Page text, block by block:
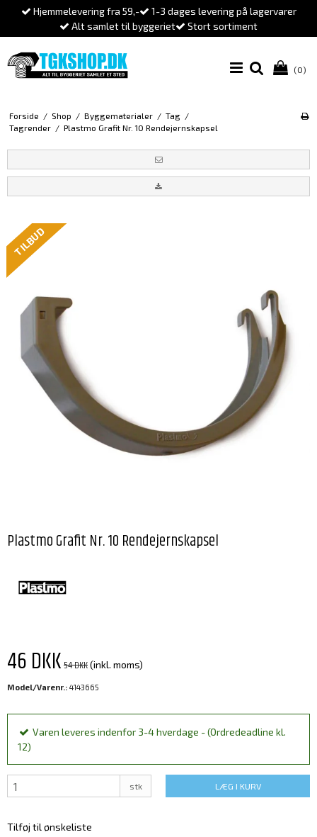
Hjemmelevering fra 59,-
1-3 dages levering på lagervarer
Alt samlet til byggeriet
Stort sortiment
(0)
Forside / Shop / Byggematerialer / Tag /
Tagrender / Plastmo Grafit Nr. 10 Rendejernskapsel
TILBUD
Plastmo Grafit Nr. 10 Rendejernskapsel
46 DKK54 DKK(inkl. moms)
Model/Varenr.: 4143665
Varen leveres indenfor 3-4 hverdage - (Ordredeadline kl.
12)
stk LÆG I KURV
Tilføj til ønskeliste